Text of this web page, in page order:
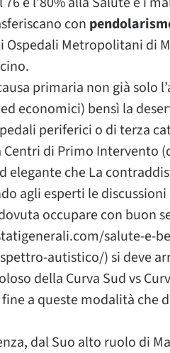
con
Ospedali Metropolitani di
primaria non già solo
economici) bensì la
periferici o di terza
di Primo Intervento
elegante che La
agli esperti le
occupare con buon
salute-e-
autistico/) si deve
della Curva Sud vs
a queste modalità che
dal Suo alto ruolo di